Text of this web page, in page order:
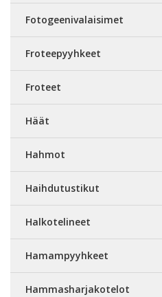
Fotogeenivalaisimet
Froteepyyhkeet
Froteet
Häät
Hahmot
Haihdutustikut
Halkotelineet
Hamampyyhkeet
Hammasharjakotelot